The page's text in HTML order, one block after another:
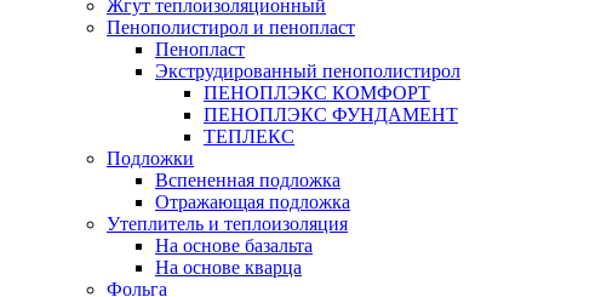
Жгут теплоизоляционный
Пенополистирол и пенопласт
Пенопласт
Экструдированный пенополистирол
ПЕНОПЛЭКС КОМФОРТ
ПЕНОПЛЭКС ФУНДАМЕНТ
ТЕПЛЕКС
Подложки
Вспененная подложка
Отражающая подложка
Утеплитель и теплоизоляция
На основе базальта
На основе кварца
Фольга